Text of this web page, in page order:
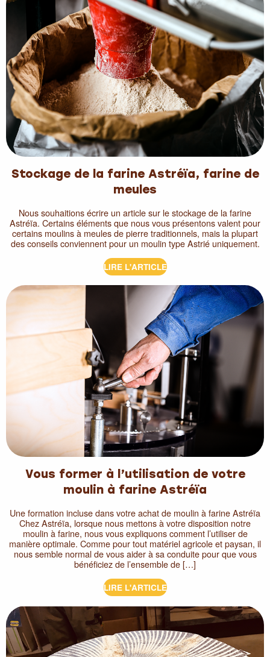
Stockage de la farine Astréïa, farine de
meules
Nous souhaitions écrire un article sur le stockage de la farine
Astréïa. Certains éléments que nous vous présentons valent pour
certains moulins à meules de pierre traditionnels, mais la plupart
des conseils conviennent pour un moulin type Astrié uniquement.
LIRE L'ARTICLE
Vous former à l’utilisation de votre
moulin à farine Astréïa
Une formation incluse dans votre achat de moulin à farine Astréïa
Chez Astréïa, lorsque nous mettons à votre disposition notre
moulin à farine, nous vous expliquons comment l’utiliser de
manière optimale. Comme pour tout matériel agricole et paysan, il
nous semble normal de vous aider à sa conduite pour que vous
bénéficiez de l’ensemble de […]
LIRE L'ARTICLE